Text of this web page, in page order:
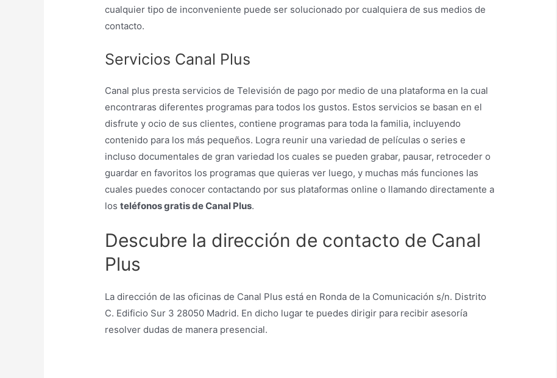
cualquier tipo de inconveniente puede ser solucionado por cualquiera de sus medios de
contacto.
Servicios Canal Plus
Canal plus presta servicios de Televisión de pago por medio de una plataforma en la cual
encontraras diferentes programas para todos los gustos. Estos servicios se basan en el
disfrute y ocio de sus clientes, contiene programas para toda la familia, incluyendo
contenido para los más pequeños. Logra reunir una variedad de películas o series e
incluso documentales de gran variedad los cuales se pueden grabar, pausar, retroceder o
guardar en favoritos los programas que quieras ver luego, y muchas más funciones las
cuales puedes conocer contactando por sus plataformas online o llamando directamente a
losteléfonos gratis de Canal Plus.
Descubre la dirección de contacto de Canal
Plus
La dirección de las oficinas de Canal Plus está en Ronda de la Comunicación s/n. Distrito
C. Edificio Sur 3 28050 Madrid. En dicho lugar te puedes dirigir para recibir asesoría
resolver dudas de manera presencial.